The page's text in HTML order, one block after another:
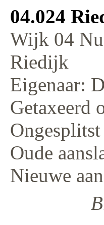
04.024
Wijk 04
Riedijk
Eigenaar:
Getaxeerd
Ongesplitst
Oude
Nieuwe